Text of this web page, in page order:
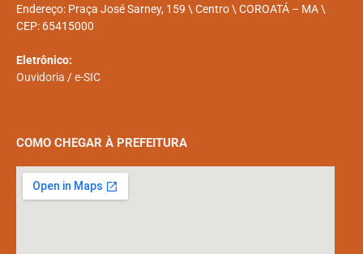
Endereço: Praça José Sarney, 159 \ Centro \ COROATÁ – MA \
CEP: 65415000
Eletrônico:
Ouvidoria /e-SIC
COMO CHEGAR À PREFEITURA